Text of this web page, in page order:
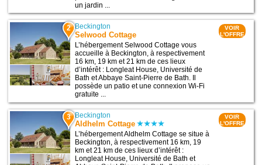
un jardin ...
2 Beckington
Selwood Cottage
L’hébergement Selwood Cottage vous
accueille à Beckington, à respectivement
16 km, 19 km et 21 km de ces lieux
d’intérêt : Longleat House, Université de
Bath et Abbaye Saint-Pierre de Bath. Il
possède un patio et une connexion Wi-Fi
gratuite ...
VOIR
L'OFFRE
3 Beckington
Aldhelm Cottage
L’hébergement Aldhelm Cottage se situe à
Beckington, à respectivement 16 km, 19
km et 21 km de ces lieux d’intérêt :
Longleat House, Université de Bath et
VOIR
L'OFFRE